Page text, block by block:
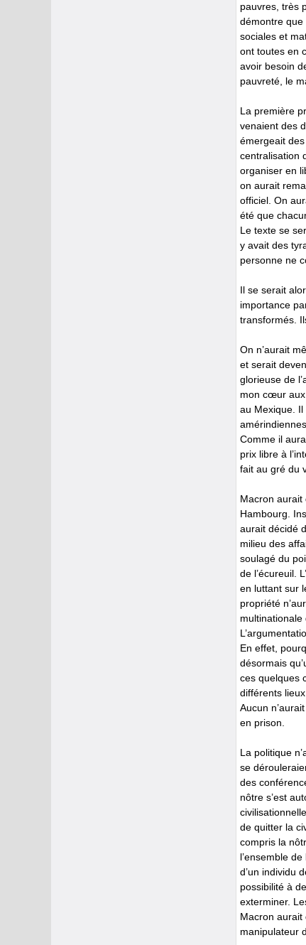
pauvres, très
démontre que
sociales et
ont toutes en
avoir besoin
pauvreté, le
La première
venaient des
émergeait
centralisation
organiser en
on aurait
officiel. On
été que
Le texte se
y avait des
personne ne
Il se serait
importance
transformés.
On n’aurait
et serait
glorieuse de
mon cœur aux
au Mexique.
Comme il
prix libre à
fait au gré du
Macron aurait
Hambourg.
aurait décidé
milieu des
soulagé du
de l’écureuil.
en luttant sur
propriété
multinationale
En effet,
désormais
ces quelques
différents
Aucun
en prison.
La politique
se
des
nôtre s’est
de quitter la
compris la
l’ensemble
d’un individu
possibilité à
exterminer.
Macron aurait
manipulateur